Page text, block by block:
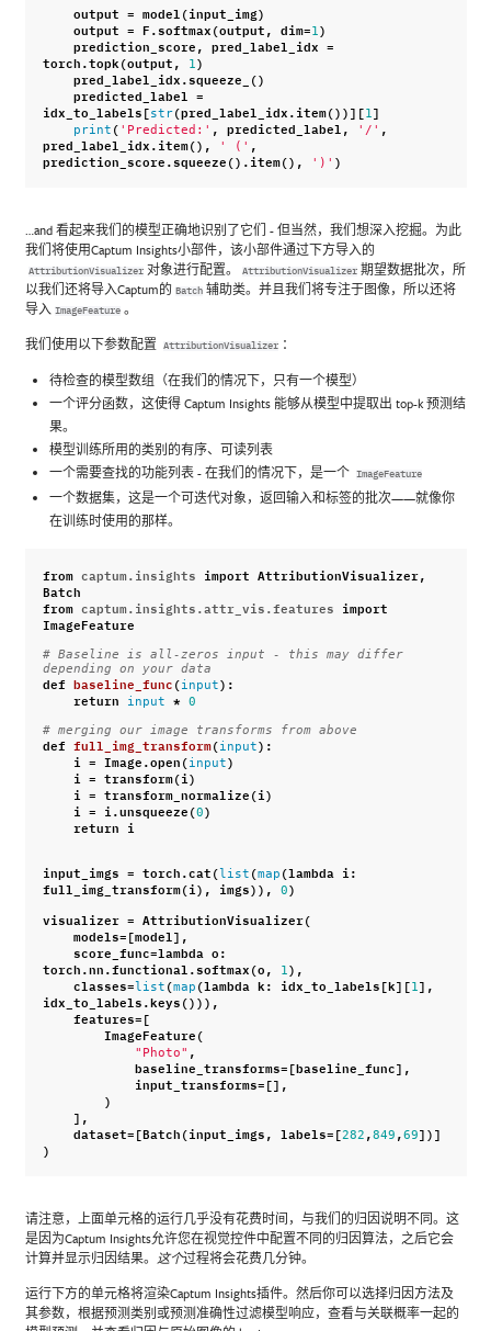
output = model (input_img)
output = F.softmax(output, dim=1 )
prediction_score, pred_label_idx =
torch.topk(output, 1 )
pred_label_idx.squeeze_ ()
predicted_label =
idx_to_labels[str(pred_label_idx.item())][1 ]
print ( 'Predicted:' , predicted_label , '/' ,
pred_label_idx.item(), ' (' ,
prediction_score.squeeze() .item(), ')' )
…and 看起来我们的模型正确地识别了它们 - 但当然，我们想深入挖掘。为此
我们将使用Captum Insights小部件，该小部件通过下方导入的
AttributionVisualizer 对象进行配置。 AttributionVisualizer 期望数据批次，所
以我们还将导入Captum的 Batch 辅助类。并且我们将专注于图像，所以还将
导入 ImageFeature 。
我们使用以下参数配置 AttributionVisualizer ：
待检查的模型数组（在我们的情况下，只有一个模型）
一个评分函数，这使得 Captum Insights 能够从模型中提取出 top-k 预测结
果。
模型训练所用的类别的有序、可读列表
一个需要查找的功能列表 - 在我们的情况下，是一个
ImageFeature
一个数据集，这是一个可迭代对象，返回输入和标签的批次——就像你
在训练时使用的那样。
from captum.insights import AttributionVisualizer,
Batch
from captum.insights.attr_vis.features import
ImageFeature
# Baseline is all-zeros input - this may differ
depending on your data
def baseline_func(input):
return
input * 0
# merging our image transforms from above
def full_img_transform(input):
i = Image.open(input)
i = transform(i)
i = transform_normalize(i)
i = i .unsqueeze(0)
return i
input_imgs = torch.cat(list (map (lambda i :
full_img_transform(i), imgs)), 0)
visualizer = AttributionVisualizer(
models=[model ],
score_func=lambda o:
torch.nn.functional .softmax(o, 1 ),
classes=list (map (lambda k: idx_to_labels[k][1 ],
idx_to_labels.keys())),
features=[
ImageFeature(
"Photo" ,
baseline_transforms=[baseline_func],
input_transforms=[],
)
],
dataset=[Batch(input_imgs, labels=[282 ,849 ,69])]
)
请注意，上面单元格的运行几乎没有花费时间，与我们的归因说明不同。这
是因为Captum Insights允许您在视觉控件中配置不同的归因算法，之后它会
计算并显示归因结果。
这个过程将会花费几分钟。
运行下方的单元格将渲染Captum Insights插件。然后你可以选择归因方法及
其参数，根据预测类别或预测准确性过滤模型响应，查看与关联概率一起的